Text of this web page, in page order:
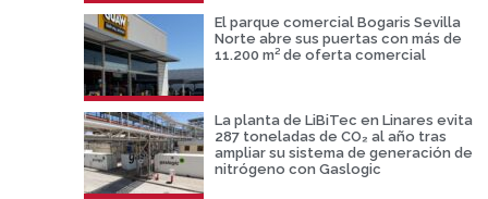
El parque comercial Bogaris Sevilla
Norte abre sus puertas con más de
11.200 m² de oferta comercial
La planta de LiBiTec en Linares evita
287 toneladas de CO₂ al año tras
ampliar su sistema de generación de
nitrógeno con Gaslogic